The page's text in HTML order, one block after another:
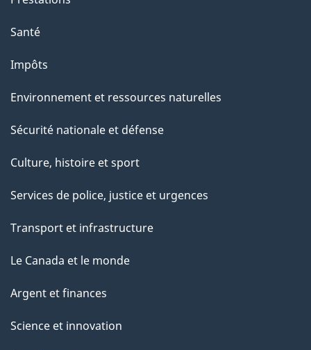
t
e
p
a
e
Santé
Impôts
Environnement et ressources naturelles
Sécurité nationale et défense
Culture, histoire et sport
Services de police, justice et urgences
Transport et infrastructure
Le Canada et le monde
Argent et finances
Science et innovation